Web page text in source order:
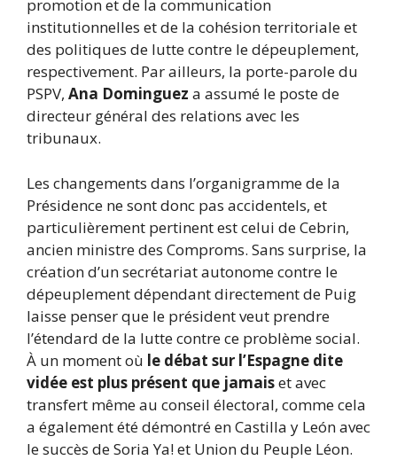
promotion et de la communication
institutionnelles et de la cohésion territoriale et
des politiques de lutte contre le dépeuplement,
respectivement. Par ailleurs, la porte-parole du
PSPV, Ana Dominguez a assumé le poste de
directeur général des relations avec les
tribunaux.
Les changements dans l’organigramme de la
Présidence ne sont donc pas accidentels, et
particulièrement pertinent est celui de Cebrin,
ancien ministre des Comproms. Sans surprise, la
création d’un secrétariat autonome contre le
dépeuplement dépendant directement de Puig
laisse penser que le président veut prendre
l’étendard de la lutte contre ce problème social.
À un moment où le débat sur l’Espagne dite
vidée est plus présent que jamaiset avec
transfert même au conseil électoral, comme cela
a également été démontré en Castilla y León avec
le succès de Soria Ya! et Union du Peuple Léon.